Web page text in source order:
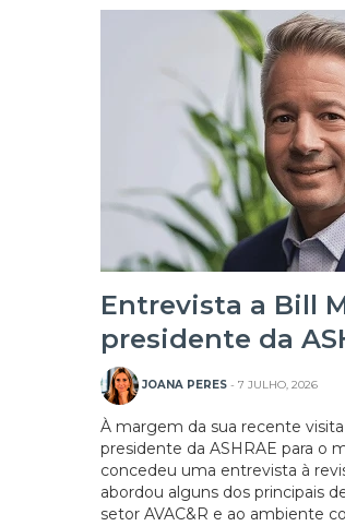
Entrevista a Bill
presidente da
JOANA PERES - 7 JULHO, 2026
À margem da sua recente
presidente da ASHRAE para o
concedeu uma entrevista à
abordou alguns dos principais
setor AVAC&R e ao ambiente